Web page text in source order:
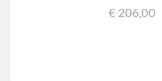
€ 206,00